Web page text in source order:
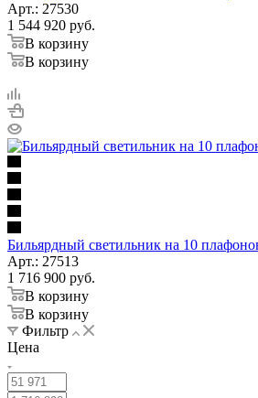
Арт.: 27530
1 544 920 руб.
В корзину
В корзину
Бильярдный светильник на 10
Арт.: 27513
1 716 900 руб.
В корзину
В корзину
Фильтр
Цена